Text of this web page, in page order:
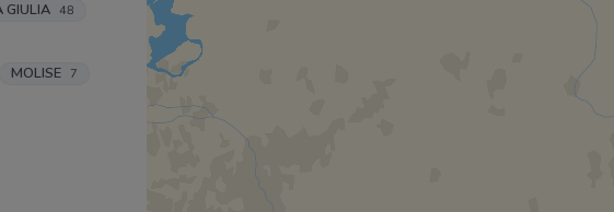
GIULIA 48
MOLISE 7